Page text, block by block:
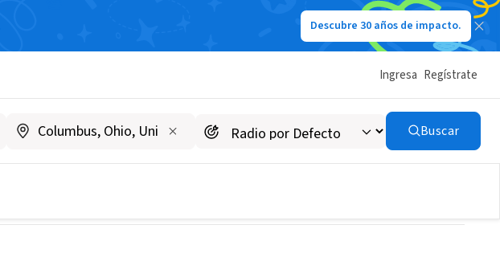
Descubre 30 años de impacto.
Ingresa Regístrate
Buscar